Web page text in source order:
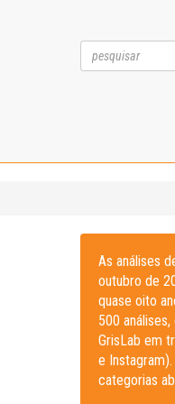
As análises
outubro de
quase oito
500
GrisLab em
e
categorias